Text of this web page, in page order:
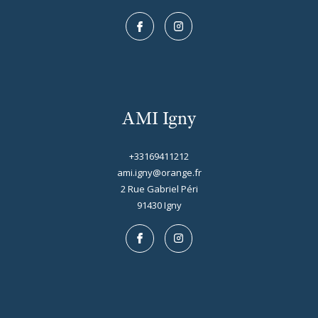
AMI Igny
+33169411212
ami.igny@orange.fr
2 Rue Gabriel Péri
91430 igny